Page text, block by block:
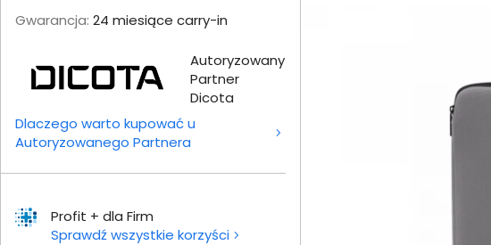
Gwarancja: 24 miesiące carry-in
Autoryzowany
Partner
Dicota
Dlaczego warto kupować u
Autoryzowanego Partnera
Profit + dla Firm
Sprawdź wszystkie korzyści